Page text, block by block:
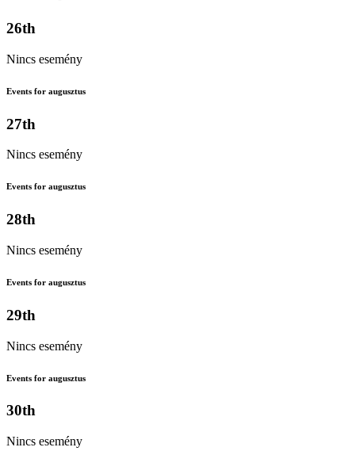
26th
Nincs esemény
Events for augusztus
27th
Nincs esemény
Events for augusztus
28th
Nincs esemény
Events for augusztus
29th
Nincs esemény
Events for augusztus
30th
Nincs esemény